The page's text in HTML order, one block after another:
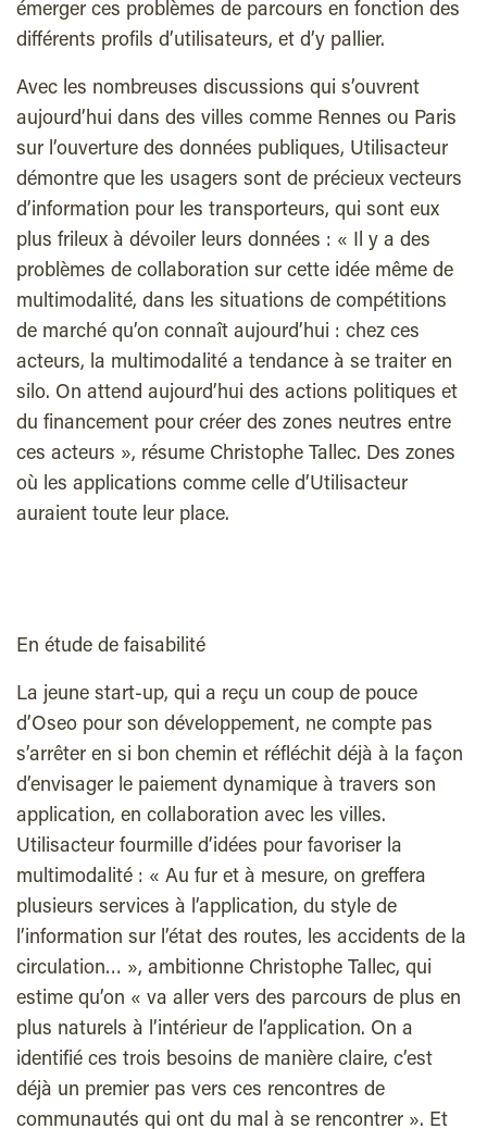
émerger ces problèmes de parcours en fonction des
différents profils d’utilisateurs, et d’y pallier.
Avec les nombreuses discussions qui s’ouvrent
aujourd’hui dans des villes comme Rennes ou Paris
sur l’ouverture des données publiques, Utilisacteur
démontre que les usagers sont de précieux vecteurs
d’information pour les transporteurs, qui sont eux
plus frileux à dévoiler leurs données : « Il y a des
problèmes de collaboration sur cette idée même de
multimodalité, dans les situations de compétitions
de marché qu’on connaît aujourd’hui : chez ces
acteurs, la multimodalité a tendance à se traiter en
silo. On attend aujourd’hui des actions politiques et
du financement pour créer des zones neutres entre
ces acteurs », résume Christophe Tallec. Des zones
où les applications comme celle d’Utilisacteur
auraient toute leur place.
En étude de faisabilité
La jeune start-up, qui a reçu un coup de pouce
d’Oseo pour son développement, ne compte pas
s’arrêter en si bon chemin et réfléchit déjà à la façon
d’envisager le paiement dynamique à travers son
application, en collaboration avec les villes.
Utilisacteur fourmille d’idées pour favoriser la
multimodalité : « Au fur et à mesure, on greffera
plusieurs services à l’application, du style de
l’information sur l’état des routes, les accidents de la
circulation… », ambitionne Christophe Tallec, qui
estime qu’on « va aller vers des parcours de plus en
plus naturels à l’intérieur de l’application. On a
identifié ces trois besoins de manière claire, c’est
déjà un premier pas vers ces rencontres de
communautés qui ont du mal à se rencontrer ». Et